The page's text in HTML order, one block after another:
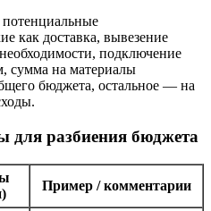
потенциальные
как доставка, вывезение
подключение
сумма на материалы
бюджета, остальное — на
для разбиения бюджета
Пример / комментарии